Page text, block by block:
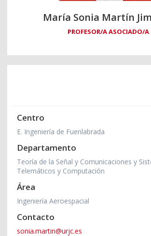
María Sonia Martín
PROFESOR/A ASOCIADO/A
Centro
E. Ingeniería de Fuenlabrada
Departamento
Teoría de la Señal y Comunicaciones y
Telemáticos y Computación
Área
Ingeniería Aeroespacial
Contacto
sonia.martin@urjc.es